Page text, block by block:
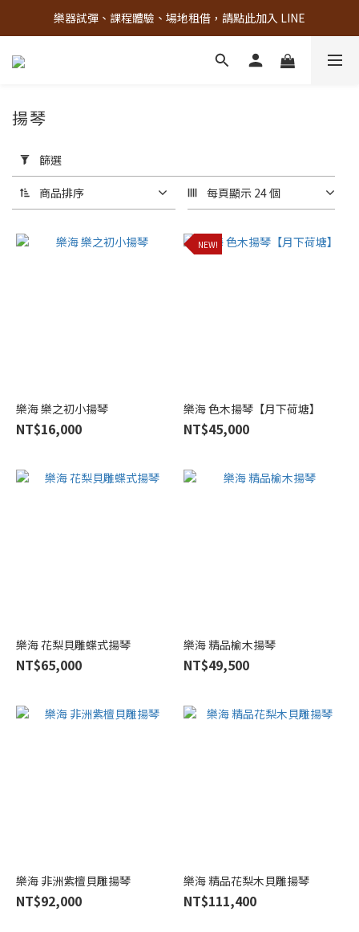
古亭門市 + 先進音樂教室週末假日皆有營業
樂器試彈、課程體驗、場地租借，請點此加入 LINE
古亭門市 + 先進音樂教室週末假日皆有營業
用
篩
選
(0/20)
枝
木
(1)
梨
牌
(11)
揚琴
篩選
商品排序 每頁顯示 24 個
樂海 樂之初小揚琴
NT$16,000
NEW!
樂海 色木揚琴【月下荷塘】
NT$45,000
樂海 花梨貝雕蝶式揚琴
NT$65,000
樂海 精品榆木揚琴
NT$49,500
樂海 非洲紫檀貝雕揚琴
NT$92,000
樂海 精品花梨木貝雕揚琴
NT$111,400